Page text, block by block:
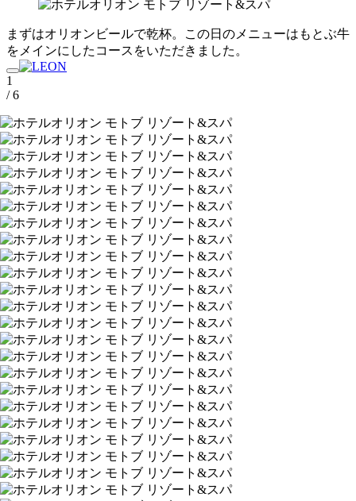
まずはオリオンビールで乾杯。この日のメニューはもとぶ牛
をメインにしたコースをいただきました。
1
/ 6